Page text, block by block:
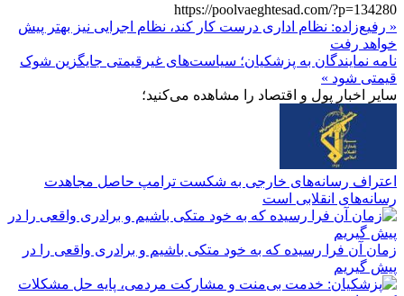
https://poolvaeghtesad.com/?p=134280
« رفیع‌زاده: نظام اداری درست کار کند، نظام اجرایی نیز بهتر پیش
خواهد رفت
نامه نمایندگان به پزشکیان؛ سیاست‌های غیرقیمتی جایگزین شوک
قیمتی شود »
سایر اخبار پول و اقتصاد را مشاهده می‌کنید؛
اعتراف رسانه‌های خارجی به شکست ترامپ حاصل مجاهدت
رسانه‌های انقلابی است
زمان آن فرا رسیده که به خود متکی باشیم و برادری واقعی را در
پیش گیریم